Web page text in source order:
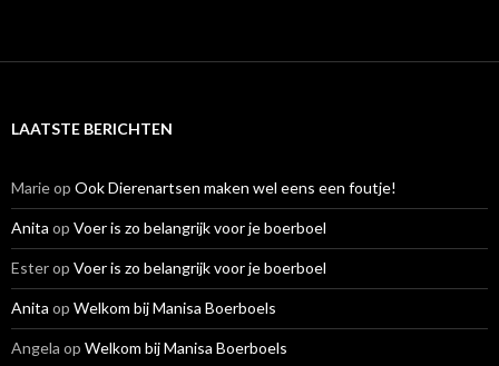
LAATSTE BERICHTEN
Marieop Ook Dierenartsen maken wel eens een foutje!
Anita op Voer is zo belangrijk voor je boerboel
Esterop Voer is zo belangrijk voor je boerboel
Anita op Welkom bij Manisa Boerboels
Angela op Welkom bij Manisa Boerboels